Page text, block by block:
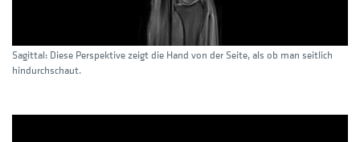
Sagittal: Diese Perspektive zeigt die Hand von der Seite, als ob man seitlich
hindurchschaut.